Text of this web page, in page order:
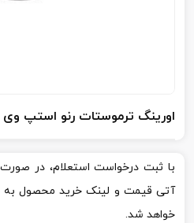
اورینگ ترموستات رنو استپ وی
با ثبت درخواست استعلام، در
آتی قیمت و لینک خرید محصول به
خواهد شد.